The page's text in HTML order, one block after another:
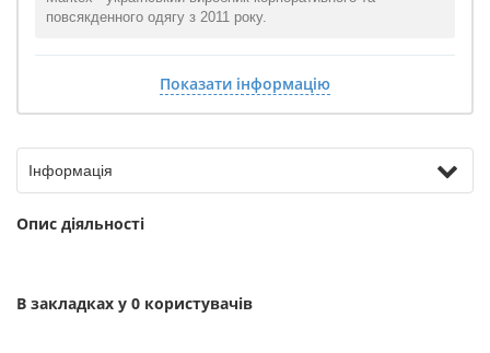
повсякденного одягу з 2011 року.
Показати інформацію
Інформація
Опис діяльності
В закладках у 0 користувачів